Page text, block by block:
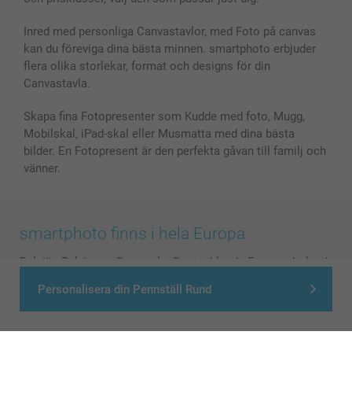
Personalisera din Pennställ Rund
Inred med personliga Canvastavlor, med Foto på canvas
kan du föreviga dina bästa minnen. smartphoto erbjuder
flera olika storlekar, format och designs för din
Canvastavla.
Skapa fina Fotopresenter som Kudde med foto, Mugg,
Mobilskal, iPad-skal eller Musmatta med dina bästa
bilder. En Fotopresent är den perfekta gåvan till familj och
vänner.
smartphoto finns i hela Europa
België Belgique Danmark Deutschland France
Ireland
Nederland - Norge Österreich - Schweiz